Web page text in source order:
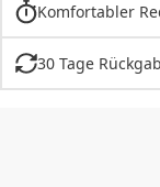
Komfortabler
30 Tage